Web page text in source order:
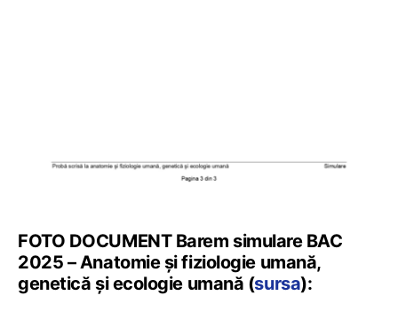
FOTO DOCUMENT Barem simulare BAC
2025 – Anatomie și fiziologie umană,
genetică și ecologie umană (sursa):